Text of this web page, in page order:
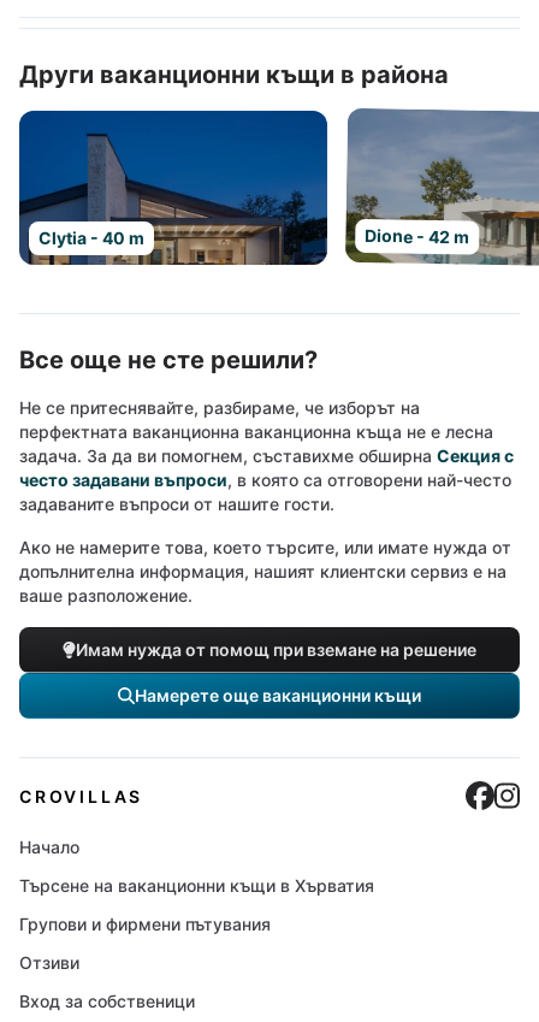
Други ваканционни къщи в района
Clytia - 40 m Dione - 42 m
Все още не сте решили?
Не се притеснявайте, разбираме, че изборът на
перфектната ваканционна ваканционна къща не е лесна
задача. За да ви помогнем, съставихме обширна Секция с
често задавани въпроси, в която са отговорени най-често
задаваните въпроси от нашите гости.
Ако не намерите това, което търсите, или имате нужда от
допълнителна информация, нашият клиентски сервиз е на
ваше разположение.
Имам нужда от помощ при вземане на решение
Намерете още ваканционни къщи
CROVILLAS
Начало
Търсене на ваканционни къщи в Хърватия
Групови и фирмени пътувания
Отзиви
Вход за собственици